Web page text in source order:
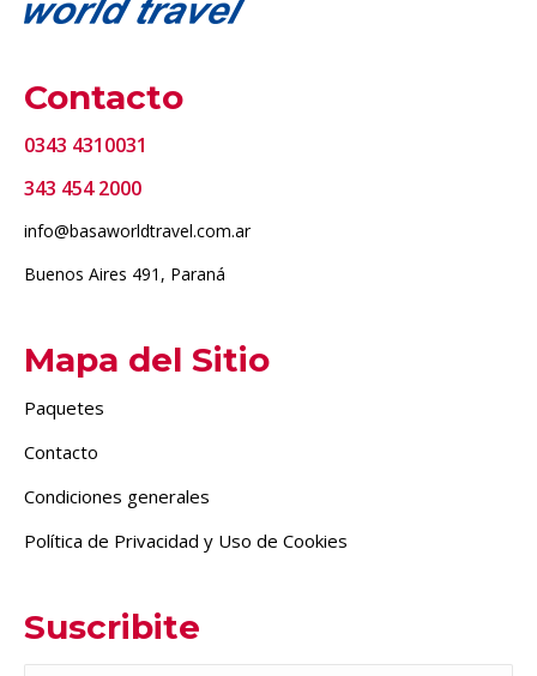
Contacto
0343 4310031
343 454 2000
info@basaworldtravel.com.ar
Buenos Aires 491, Paraná
Mapa del Sitio
Paquetes
Contacto
Condiciones generales
Política de Privacidad y Uso de Cookies
Suscribite